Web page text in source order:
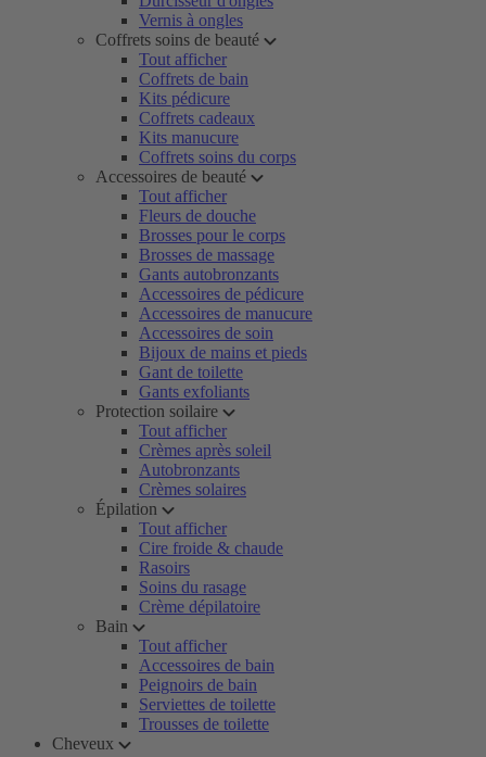
Vernis à ongles
Coffrets soins de beauté
Tout afficher
Coffrets de bain
Kits pédicure
Coffrets cadeaux
Kits manucure
Coffrets soins du corps
Accessoires de beauté
Tout afficher
Fleurs de douche
Brosses pour le corps
Brosses de massage
Gants autobronzants
Accessoires de pédicure
Accessoires de manucure
Accessoires de soin
Bijoux de mains et pieds
Gant de toilette
Gants exfoliants
Protection soilaire
Tout afficher
Crèmes après soleil
Autobronzants
Crèmes solaires
Épilation
Tout afficher
Cire froide & chaude
Rasoirs
Soins du rasage
Crème dépilatoire
Bain
Tout afficher
Accessoires de bain
Peignoirs de bain
Serviettes de toilette
Trousses de toilette
Cheveux